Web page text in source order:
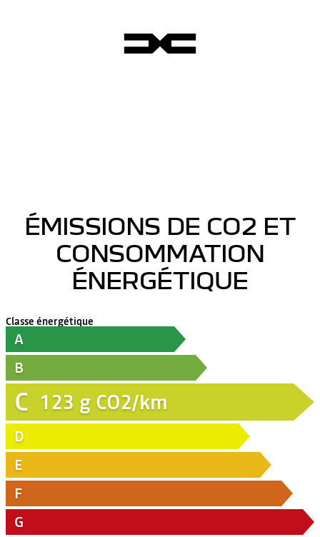
ÉMISSIONS DE CO2 ET
CONSOMMATION
ÉNERGÉTIQUE
Classe énergétique
A
B
C 123 g CO2/km
D
E
F
G